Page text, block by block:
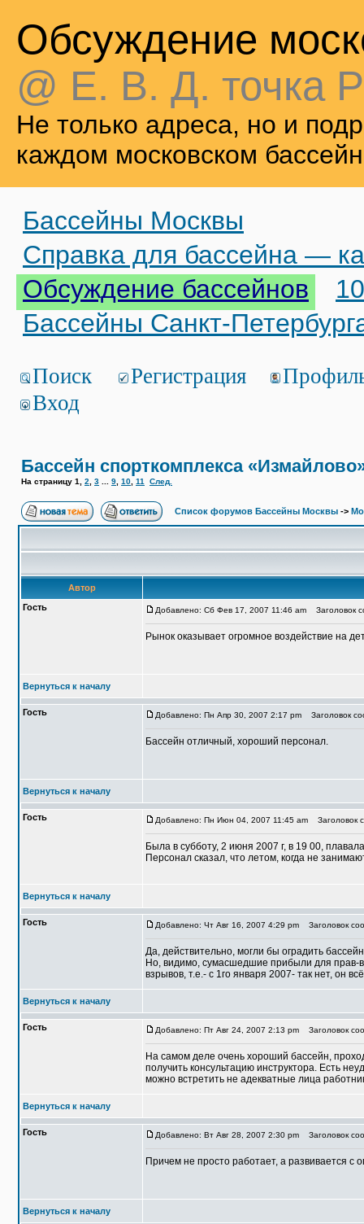
Обсуждение
@ Е. В. Д. точка
Не только адреса, но и
каждом московском
Бассейны Москвы
Справка для бассейна —
Обсуждение бассейнов
Бассейны Санкт-
Поиск Регистрация
Вход
Бассейн спорткомплекса
На страницу 1 2 3 9 10 11 След.
Список форумов Бассейны Москвы ->
Автор
Гость
Добавлено: Сб Фев 17, 2007 11:46 am Заголовок
Рынок оказывает огромное воздействие на
Вернуться к началу
Гость Добавлено: Пн Апр 30, 2007 2:17 pm Заголовок
Бассейн отличный, хороший персонал.
Вернуться к началу
Гость Добавлено: Пн Июн 04, 2007 11:45 am Заголовок
Была в субботу, 2 июня 2007 г, в 19 00,
Персонал сказал, что летом, когда не
Вернуться к началу
Гость Добавлено: Чт Авг 16, 2007 4:29 pm Заголовок
Да, действительно, могли бы оградить
Но, видимо, сумасшедшие прибыли для прав-
взрывов, т.е.- с 1го января 2007- так нет, он
Вернуться к началу
Гость Добавлено: Пт Авг 24, 2007 2:13 pm Заголовок
На самом деле очень хороший бассейн,
получить консультацию инструктора. Есть
можно встретить не адекватные лица
Вернуться к началу
Гость Добавлено: Вт Авг 28, 2007 2:30 pm Заголовок
Причем не просто работает, а развивается с
Вернуться к началу